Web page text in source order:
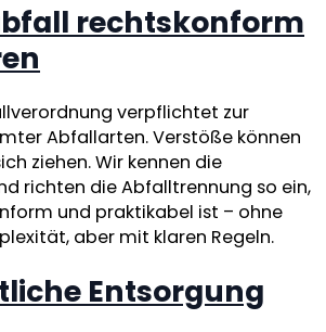
rechtskonform
verpflichtet zur
Abfallarten. Verstöße können
ziehen. Wir kennen die
richten die Abfalltrennung so ein,
und praktikabel ist – ohne
aber mit klaren Regeln.
Entsorgung